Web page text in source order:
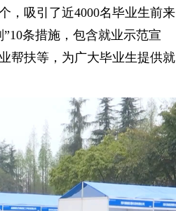
，吸引了近4000名毕业生前来
条措施，包含就业示范宣
帮扶等，为广大毕业生提供就